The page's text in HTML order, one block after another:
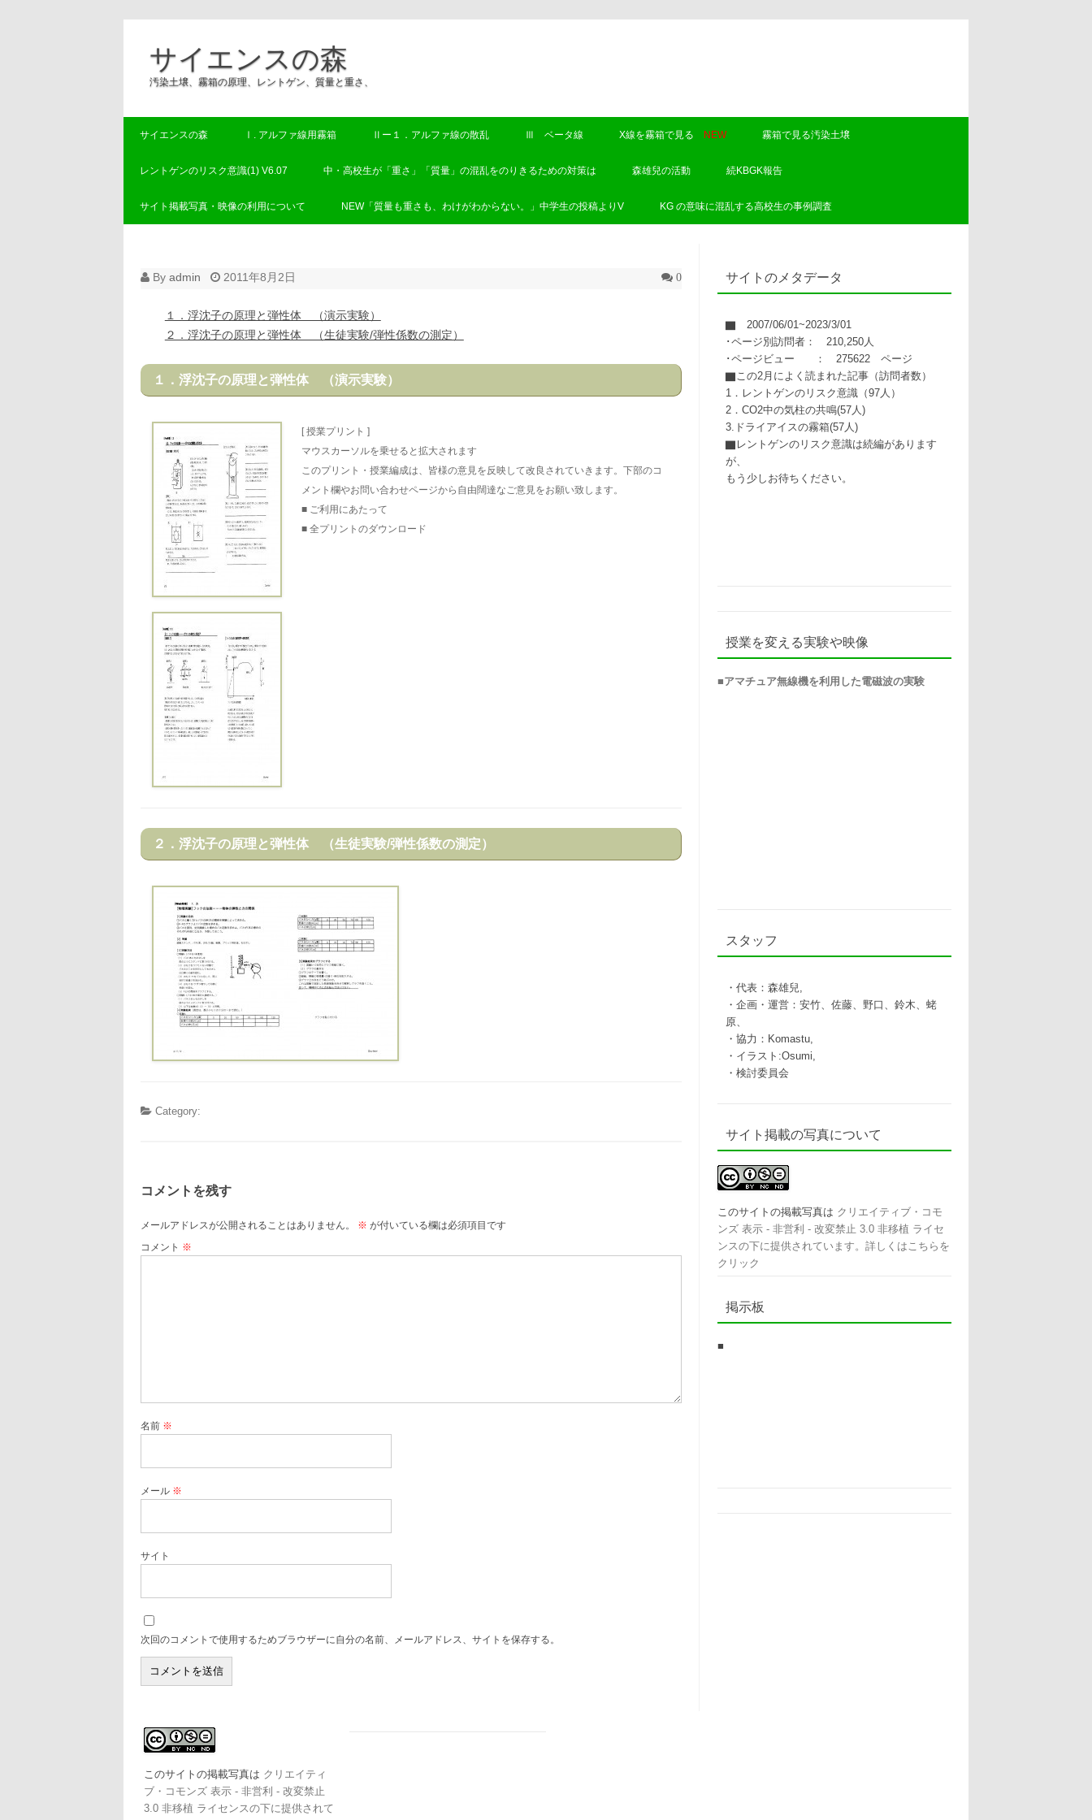
サイエンスの森
汚染土壌、霧箱の原理、レントゲン、質量と重さ、
サイエンスの森 Ⅰ. アルファ線用霧箱 Ⅱー１．アルファ線の散乱 Ⅲ ベータ線 X線を霧箱で見る NEW 霧箱で見る汚染土壌
レントゲンのリスク意識(1) V6.07 中・高校生が「重さ」「質量」の混乱をのりきるための対策は 森雄兒の活動 続KBGK報告
サイト掲載写真・映像の利用について NEW「質量も重さも、わけがわからない。」中学生の投稿よりV KG の意味に混乱する高校生の事例調査
By admin 2011年8月2日 0
１．浮沈子の原理と弾性体 （演示実験）
２．浮沈子の原理と弾性体 （生徒実験/弾性係数の測定）
１．浮沈子の原理と弾性体 （演示実験）
[ 授業プリント ]
マウスカーソルを乗せると拡大されます
このプリント・授業編成は、皆様の意見を反映して改良されていきます。下部のコ
メント欄やお問い合わせページから自由闊達なご意見をお願い致します。
■ ご利用にあたって
■ 全プリントのダウンロード
２．浮沈子の原理と弾性体 （生徒実験/弾性係数の測定）
Category:
コメントを残す
メールアドレスが公開されることはありません。 ※ が付いている欄は必須項目です
コメント ※
名前 ※
メール ※
サイト
次回のコメントで使用するためブラウザーに自分の名前、メールアドレス、サイトを保存する。
サイトのメタデータ
▇ 2007/06/01~2023/3/01
･ページ別訪問者： 210,250人
･ページビュー ： 275622 ページ
▇この2月によく読まれた記事（訪問者数）
1．レントゲンのリスク意識（97人）
2．CO2中の気柱の共鳴(57人)
3.ドライアイスの霧箱(57人)
▇レントゲンのリスク意識は続編があります
が、
もう少しお待ちください。
授業を変える実験や映像
■アマチュア無線機を利用した電磁波の実験
スタッフ
・代表：森雄兒,
・企画・運営：安竹、佐藤、野口、鈴木、蛯
原、
・協力：Komastu,
・イラスト:Osumi,
・検討委員会
サイト掲載の写真について
このサイトの掲載写真は クリエイティブ・コモ
ンズ 表示 - 非営利 - 改変禁止 3.0 非移植 ライセ
ンスの下に提供されています。詳しくはこちらを
クリック
掲示板
■
このサイトの掲載写真は クリエイティ
ブ・コモンズ 表示 - 非営利 - 改変禁止
3.0 非移植 ライセンスの下に提供されて